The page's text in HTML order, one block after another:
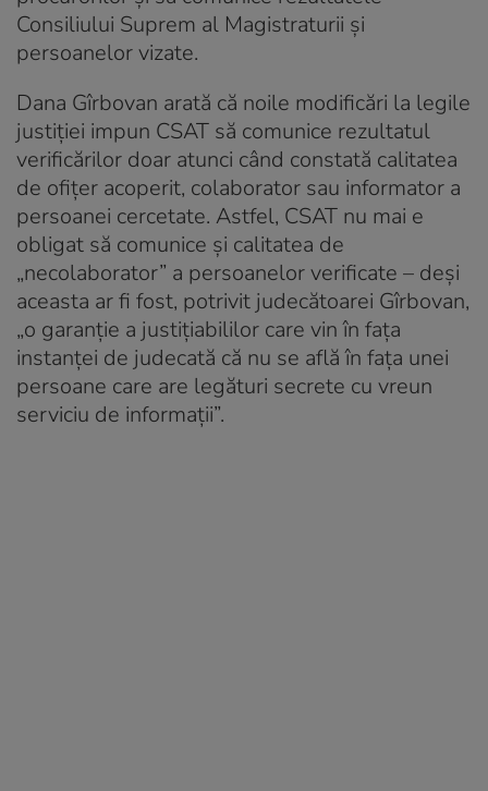
Consiliului Suprem al Magistraturii şi
persoanelor vizate.
Dana Gîrbovan arată că noile modificări la legile
justiţiei impun CSAT să comunice rezultatul
verificărilor doar atunci când constată calitatea
de ofiţer acoperit, colaborator sau informator a
persoanei cercetate. Astfel, CSAT nu mai e
obligat să comunice şi calitatea de
„necolaborator” a persoanelor verificate – deşi
aceasta ar fi fost, potrivit judecătoarei Gîrbovan,
„o garanţie a justiţiabililor care vin în faţa
instanţei de judecată că nu se află în faţa unei
persoane care are legături secrete cu vreun
serviciu de informaţii”.